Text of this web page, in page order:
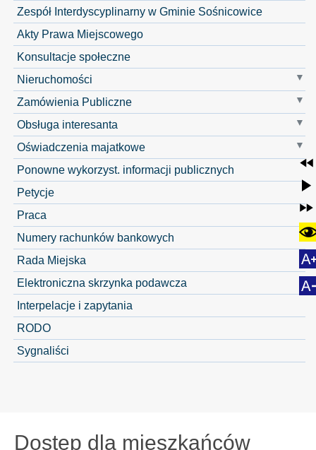
Zespół Interdyscyplinarny w Gminie Sośnicowice
Akty Prawa Miejscowego
Konsultacje społeczne
Nieruchomości
Zamówienia Publiczne
Obsługa interesanta
Oświadczenia majatkowe
Ponowne wykorzyst. informacji publicznych
Petycje
Praca
Numery rachunków bankowych
Rada Miejska
Elektroniczna skrzynka podawcza
Interpelacje i zapytania
RODO
Sygnaliści
Dostęp dla mieszkańców